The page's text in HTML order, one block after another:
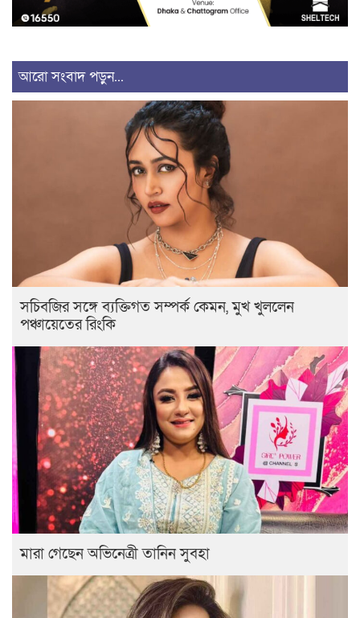
আরো সংবাদ পড়ুন...
সচিবজির সঙ্গে ব্যক্তিগত সম্পর্ক কেমন, মুখ খুললেন
পঞ্চায়েতের রিংকি
মারা গেছেন অভিনেত্রী তানিন সুবহা